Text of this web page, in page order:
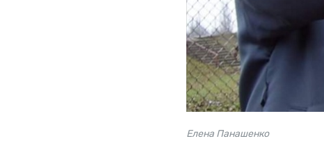
Елена Панашенко